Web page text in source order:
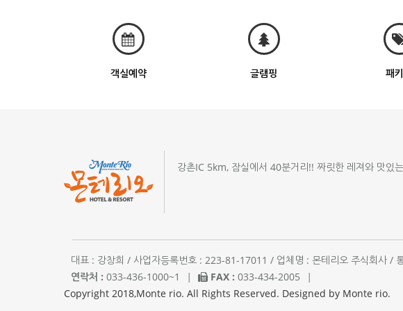
객실예약 글램핑 패
강촌IC 5km, 잠실에서 40분거리!! 짜릿한 레져와 맛있
대표 : 강창희 / 사업자등록번호 : 223-81-17011 / 업체명 : 몬테리오 주식회사 /
연락처 : 033-436-1000~1 | FAX : 033-434-2005
|
Copyright 2018,Monte rio. All Rights Reserved. Designed by Monte rio.